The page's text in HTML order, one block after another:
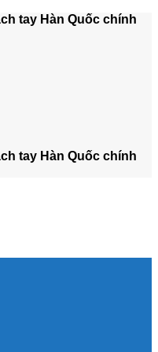
tay Hàn Quốc chính
tay Hàn Quốc chính